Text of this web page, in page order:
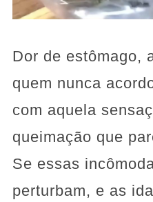
Dor de estômago,
quem nunca
com aquela
queimação que
Se essas
perturbam, e as